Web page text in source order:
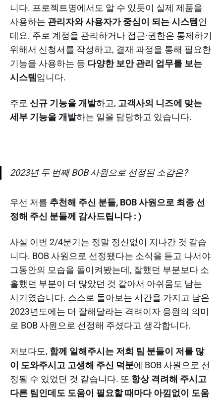
니다. 프로젝트명에서도 알 수 있듯이 실제 제품을
사용하는 관리자와 사용자가 중심이 되는 시스템 인
데요. 주로 계정을 관리하거나 접근·권한은 통제하기
위해서 신청서를 작성하고, 결재 과정을 통해 필요한
기능을 사용하는 등 다양한 보안 관리 업무를 보는
시스템 입니다.
주로 신규 기능을 개발하고, 고객사의 니즈에 맞는
세부 기능을 개발하는 일을 담당하고 있습니다.
2023년 두 번째 BOB 사원으로 선정된 소감은?
우선 저를 추천해 주신 분들, BOB 사원으로 최종 선
정해 주신 분들께 감사드립니다 : )
사실 이번 2/4분기는 정말 정신없이 지나간 것 같습
니다. BOB 사원으로 선정됐다는 소식을 듣고 나서야
그동안의 모습을 돌이켜봤는데, 잘했던 부분보다 소
홀했던 부분이 더 많았던 것 같아서 아쉬움도 남는
시기였습니다. 스스로 돌아보는 시간을 가지고 남은
2023년도에는 더 잘해달라는 격려이자 응원의 의미
로 BOB 사원으로 선정해 주셨다고 생각합니다.
저보다도, 함께 일해주시는 저희 팀 분들이 저를 많
이 도와주시고 고생해 주신 덕분에 BOB 사원으로 선
정될 수 있었던 것 같습니다. 또 항상 격려해 주시고
다른 팀인데도 도움이 필요할 때마다 아낌없이 도움